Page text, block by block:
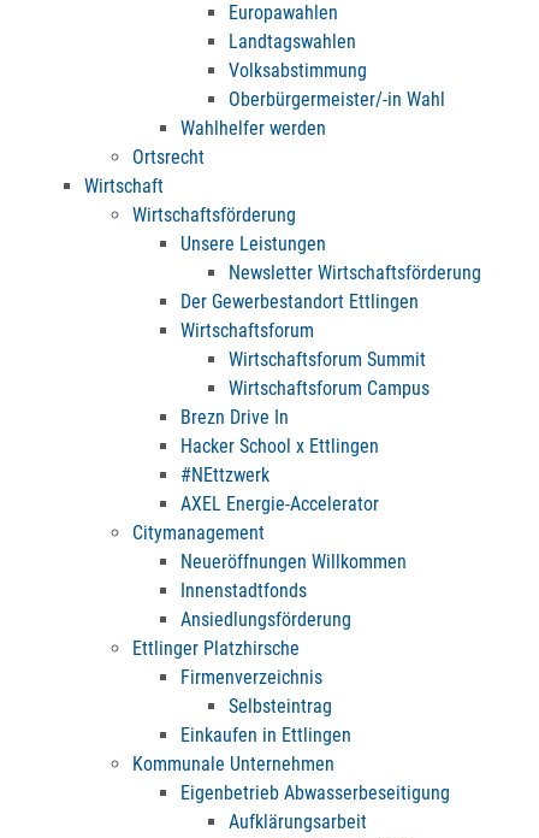
Europawahlen
Landtagswahlen
Volksabstimmung
Oberbürgermeister/-in Wahl
Wahlhelfer werden
Ortsrecht
Wirtschaft
Wirtschaftsförderung
Unsere Leistungen
Newsletter Wirtschaftsförderung
Der Gewerbestandort Ettlingen
Wirtschaftsforum
Wirtschaftsforum Summit
Wirtschaftsforum Campus
Brezn Drive In
Hacker School x Ettlingen
#NEttzwerk
AXEL Energie-Accelerator
Citymanagement
Neueröffnungen Willkommen
Innenstadtfonds
Ansiedlungsförderung
Ettlinger Platzhirsche
Firmenverzeichnis
Selbsteintrag
Einkaufen in Ettlingen
Kommunale Unternehmen
Eigenbetrieb Abwasserbeseitigung
Aufklärungsarbeit